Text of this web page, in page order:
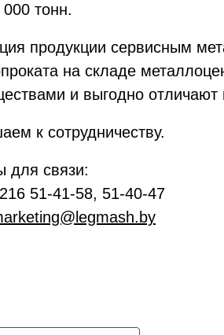
000 тонн.
продукции сервисным
на складе
и выгодно отличают
к сотрудничеству.
для связи:
51-41-58, 51-40-47